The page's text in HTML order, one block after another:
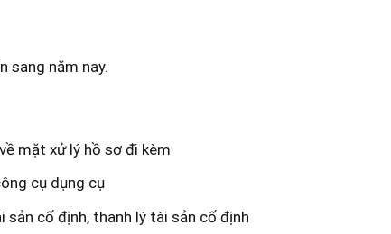
sang năm nay.
mặt xử lý hồ sơ đi kèm
cụ dụng cụ
sản cố định, thanh lý tài sản cố định